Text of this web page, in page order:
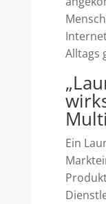
Alltags
Ein